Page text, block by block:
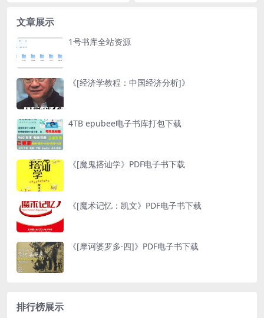
文章展示
1号书库全站资源
《[经济学教程：中国经济分析]》
4TB epubee电子书库打包下载
《[魔鬼搭讪学》PDF电子书下载
《[魔术记忆：凯文》PDF电子书下载
《[摩诃婆罗多·四]》PDF电子书下载
排行榜展示